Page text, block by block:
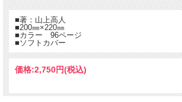
■著：山上高人
■200㎜×220㎜
■カラー 96ページ
■ソフトカバー
価格:2,750円(税込)